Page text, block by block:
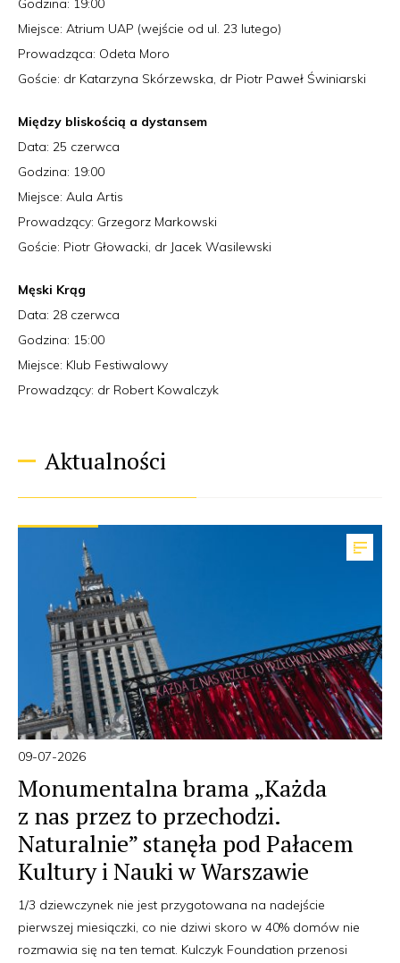
Godzina: 19:00
Miejsce: Atrium UAP (wejście od ul. 23 lutego)
Prowadząca: Odeta Moro
Goście: dr Katarzyna Skórzewska, dr Piotr Paweł Świniarski
Między bliskością a dystansem
Data: 25 czerwca
Godzina: 19:00
Miejsce: Aula Artis
Prowadzący: Grzegorz Markowski
Goście: Piotr Głowacki, dr Jacek Wasilewski
Męski Krąg
Data: 28 czerwca
Godzina: 15:00
Miejsce: Klub Festiwalowy
Prowadzący: dr Robert Kowalczyk
Aktualności
09-07-2026
Monumentalna brama „Każda
z nas przez to przechodzi.
Naturalnie” stanęła pod Pałacem
Kultury i Nauki w Warszawie
1/3 dziewczynek nie jest przygotowana na nadejście
pierwszej miesiączki, co nie dziwi skoro w 40% domów nie
rozmawia się na ten temat. Kulczyk Foundation przenosi